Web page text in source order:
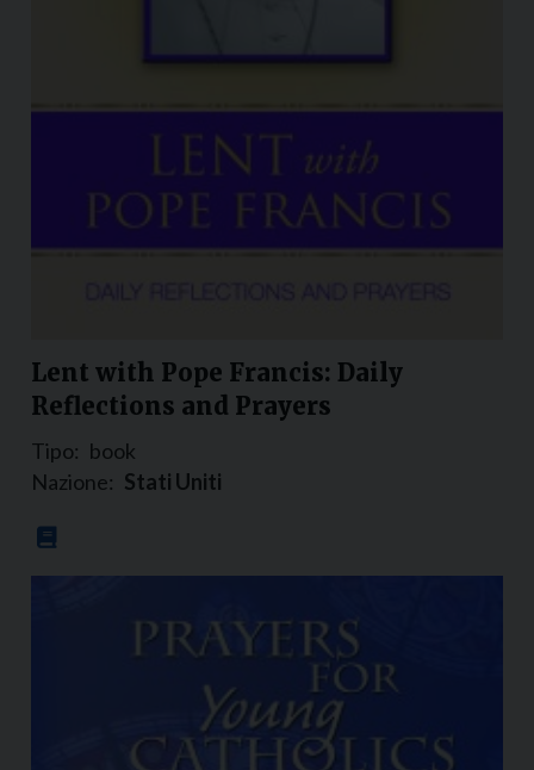
Lent with Pope Francis: Daily
Reflections and Prayers
Tipo: book
Nazione: Stati Uniti